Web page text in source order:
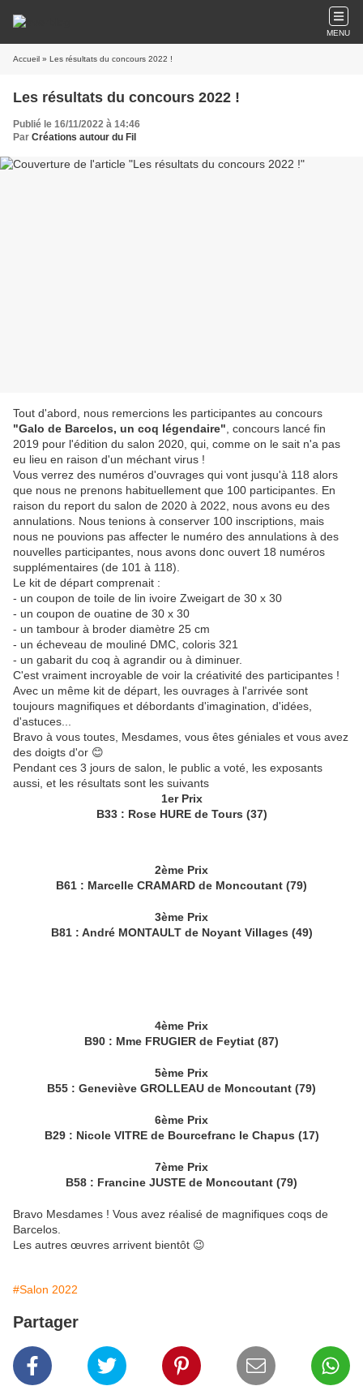
MENU
Accueil » Les résultats du concours 2022 !
Les résultats du concours 2022 !
Publié le 16/11/2022 à 14:46
Par Créations autour du Fil
Tout d'abord, nous remercions les participantes au concours
"Galo de Barcelos, un coq légendaire" , concours lancé fin
2019 pour l'édition du salon 2020, qui, comme on le sait n'a pas
eu lieu en raison d'un méchant virus !
Vous verrez des numéros d'ouvrages qui vont jusqu'à 118 alors
que nous ne prenons habituellement que 100 participantes. En
raison du report du salon de 2020 à 2022, nous avons eu des
annulations. Nous tenions à conserver 100 inscriptions, mais
nous ne pouvions pas affecter le numéro des annulations à des
nouvelles participantes, nous avons donc ouvert 18 numéros
supplémentaires (de 101 à 118).
Le kit de départ comprenait :
- un coupon de toile de lin ivoire Zweigart de 30 x 30
- un coupon de ouatine de 30 x 30
- un tambour à broder diamètre 25 cm
- un écheveau de mouliné DMC, coloris 321
- un gabarit du coq à agrandir ou à diminuer.
C'est vraiment incroyable de voir la créativité des participantes !
Avec un même kit de départ, les ouvrages à l'arrivée sont
toujours magnifiques et débordants d'imagination, d'idées,
d'astuces...
Bravo à vous toutes, Mesdames, vous êtes géniales et vous avez
des doigts d'or 😊
Pendant ces 3 jours de salon, le public a voté, les exposants
aussi, et les résultats sont les suivants
1er Prix
B33 : Rose HURE de Tours (37)
2ème Prix
B61 : Marcelle CRAMARD de Moncoutant (79)
3ème Prix
B81 : André MONTAULT de Noyant Villages (49)
4ème Prix
B90 : Mme FRUGIER de Feytiat (87)
5ème Prix
B55 : Geneviève GROLLEAU de Moncoutant (79)
6ème Prix
B29 : Nicole VITRE de Bourcefranc le Chapus (17)
7ème Prix
B58 : Francine JUSTE de Moncoutant (79)
Bravo Mesdames ! Vous avez réalisé de magnifiques coqs de
Barcelos.
Les autres œuvres arrivent bientôt 😉
#Salon 2022
Partager